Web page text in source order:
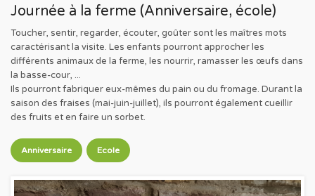
Journée à la ferme (Anniversaire, école)
Toucher, sentir, regarder, écouter, goûter sont les maîtres mots
caractérisant la visite. Les enfants pourront approcher les
différents animaux de la ferme, les nourrir, ramasser les œufs dans
la basse-cour, ...
Ils pourront fabriquer eux-mêmes du pain ou du fromage. Durant la
saison des fraises (mai-juin-juillet), ils pourront également cueillir
des fruits et en faire un sorbet.
Anniversaire Ecole